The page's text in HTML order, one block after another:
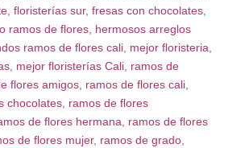
, floristerías sur, fresas con chocolates,
ramos de flores, hermosos arreglos
ramos de flores cali, mejor floristeria,
, mejor floristerías Cali, ramos de
flores amigos, ramos de flores cali,
chocolates, ramos de flores
de flores hermana, ramos de flores
de flores mujer, ramos de grado,